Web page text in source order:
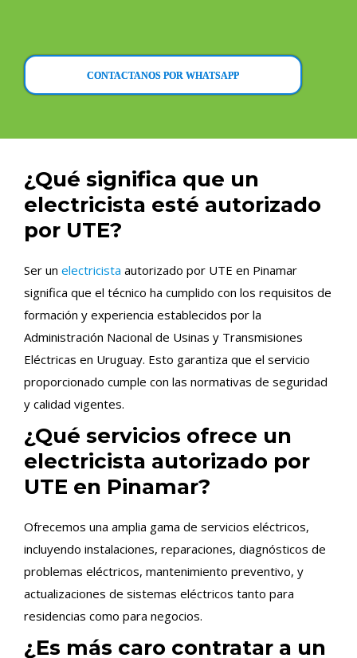
CONTACTANOS POR WHATSAPP
¿Qué significa que un
electricista esté autorizado
por UTE?
Ser un electricista autorizado por UTE en Pinamar
significa que el técnico ha cumplido con los requisitos de
formación y experiencia establecidos por la
Administración Nacional de Usinas y Transmisiones
Eléctricas en Uruguay. Esto garantiza que el servicio
proporcionado cumple con las normativas de seguridad
y calidad vigentes.
¿Qué servicios ofrece un
electricista autorizado por
UTE en Pinamar?
Ofrecemos una amplia gama de servicios eléctricos,
incluyendo instalaciones, reparaciones, diagnósticos de
problemas eléctricos, mantenimiento preventivo, y
actualizaciones de sistemas eléctricos tanto para
residencias como para negocios.
¿Es más caro contratar a un